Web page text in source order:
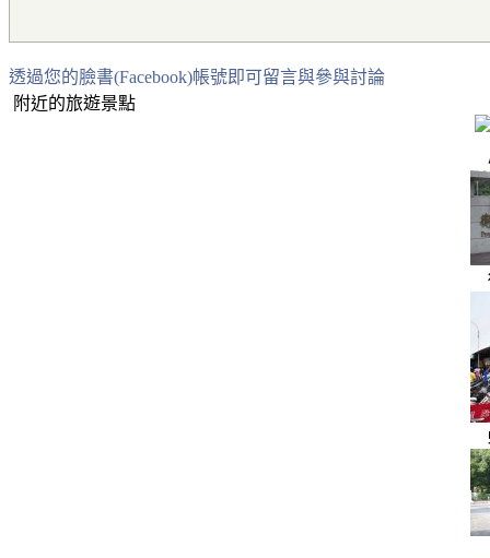
透過您的臉書(Facebook)帳號即可留言與參與討論
附近的旅遊景點